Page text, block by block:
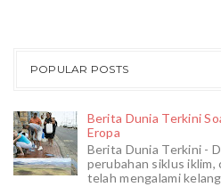
POPULAR POSTS
Berita Dunia Terkini
Eropa
Berita Dunia Terkini -
perubahan siklus
telah mengalami